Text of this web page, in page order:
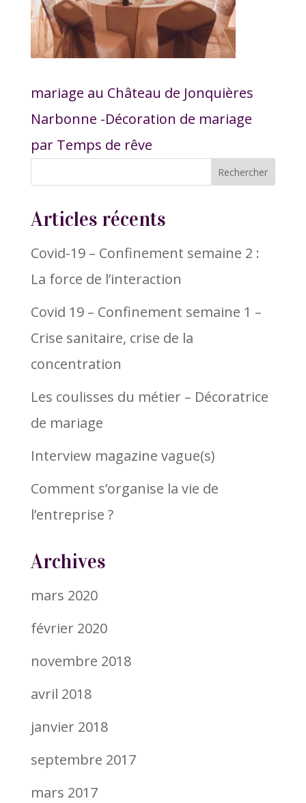
mariage au Château de Jonquières
Narbonne -Décoration de mariage
par Temps de rêve
Articles récents
Covid-19 – Confinement semaine 2 :
La force de l’interaction
Covid 19 – Confinement semaine 1 –
Crise sanitaire, crise de la
concentration
Les coulisses du métier – Décoratrice
de mariage
Interview magazine vague(s)
Comment s’organise la vie de
l’entreprise ?
Archives
mars 2020
février 2020
novembre 2018
avril 2018
janvier 2018
septembre 2017
mars 2017